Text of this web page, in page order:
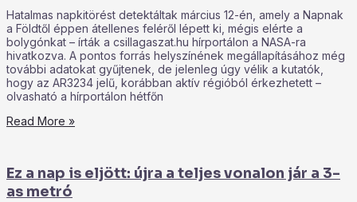
Hatalmas napkitörést detektáltak március 12-én, amely a Napnak
a Földtől éppen átellenes feléről lépett ki, mégis elérte a
bolygónkat – írták a csillagaszat.hu hírportálon a NASA-ra
hivatkozva. A pontos forrás helyszínének megállapításához még
további adatokat gyűjtenek, de jelenleg úgy vélik a kutatók,
hogy az AR3234 jelű, korábban aktív régióból érkezhetett –
olvasható a hírportálon hétfőn
Read More »
Ez a nap is eljött: újra a teljes vonalon jár a 3-
as metró